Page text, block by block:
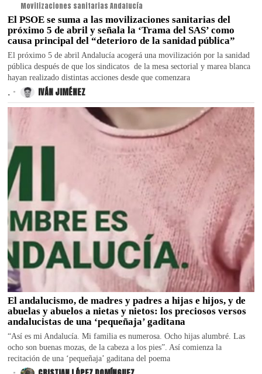
Movilizaciones sanitarias Andalucía
El PSOE se suma a las movilizaciones sanitarias del
próximo 5 de abril y señala la ‘Trama del SAS’ como
causa principal del “deterioro de la sanidad pública”
El próximo 5 de abril Andalucía acogerá una movilización por la sanidad
pública después de que los sindicatos de la mesa sectorial y marea blanca
hayan realizado distintas acciones desde que comenzara
. IVÁN JIMÉNEZ
El andalucismo, de madres y padres a hijas e hijos, y de
abuelas y abuelos a nietas y nietos: los preciosos versos
andalucistas de una ‘pequeñaja’ gaditana
“Así es mi Andalucía. Mi familia es numerosa. Ocho hijas alumbré. Las
ocho son buenas mozas, de la cabeza a los pies”. Así comienza la
recitación de una ‘pequeñaja’ gaditana del poema